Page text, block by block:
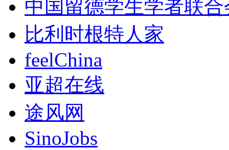
中国留德学生学者联合
比利时根特人家
feelChina
亚超在线
途风网
SinoJobs